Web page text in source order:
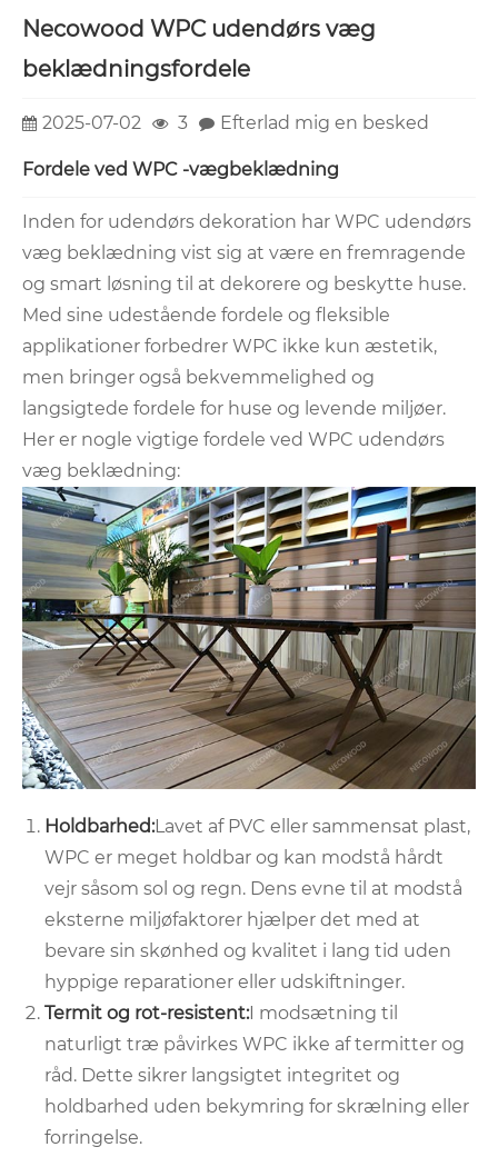
Necowood WPC udendørs væg
beklædningsfordele
2025-07-02 3 Efterlad mig en besked
Fordele ved WPC -vægbeklædning
Inden for udendørs dekoration har WPC udendørs
væg beklædning vist sig at være en fremragende
og smart løsning til at dekorere og beskytte huse.
Med sine udestående fordele og fleksible
applikationer forbedrer WPC ikke kun æstetik,
men bringer også bekvemmelighed og
langsigtede fordele for huse og levende miljøer.
Her er nogle vigtige fordele ved WPC udendørs
væg beklædning:
Holdbarhed:Lavet af PVC eller sammensat plast,
WPC er meget holdbar og kan modstå hårdt
vejr såsom sol og regn. Dens evne til at modstå
eksterne miljøfaktorer hjælper det med at
bevare sin skønhed og kvalitet i lang tid uden
hyppige reparationer eller udskiftninger.
Termit og rot-resistent:I modsætning til
naturligt træ påvirkes WPC ikke af termitter og
råd. Dette sikrer langsigtet integritet og
holdbarhed uden bekymring for skrælning eller
forringelse.